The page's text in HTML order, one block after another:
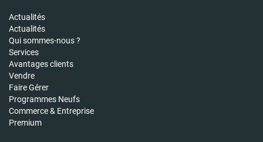
Actualités
Actualités
Qui sommes-nous ?
Services
Avantages clients
Vendre
Faire Gérer
Programmes Neufs
Commerce & Entreprise
Premium